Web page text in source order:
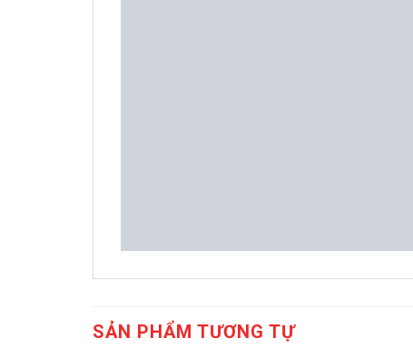
SẢN PHẨM TƯƠNG TỰ